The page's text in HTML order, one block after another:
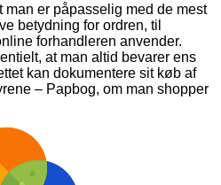
er påpasselig med de mest
betydning for ordren, til
forhandleren anvender.
at man altid bevarer ens
kan dokumentere sit køb af
– Papbog, om man shopper